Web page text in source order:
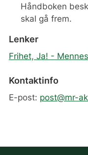
Håndboken
skal gå frem.
Lenker
Frihet, Ja! -
Kontaktinfo
E-post: post@mr-